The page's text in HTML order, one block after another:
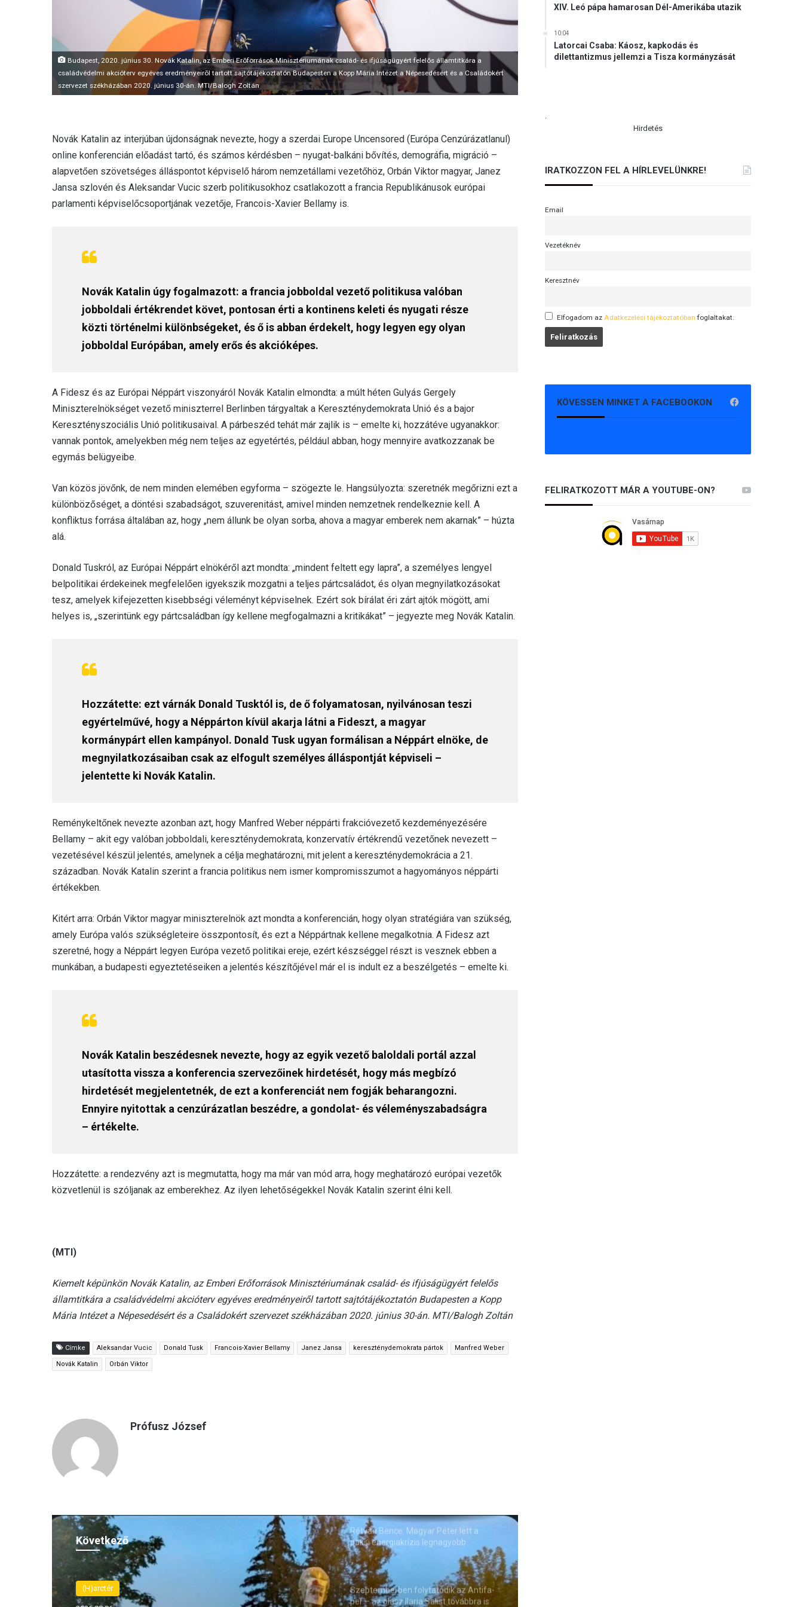
Budapest, 2020. június 30. Novák Katalin, az Emberi Erõforrások Minisztériumának család- és ifjúságügyért felelõs államtitkára a
családvédelmi akcióterv egyéves eredményeirõl tartott sajtótájékoztatón Budapesten a Kopp Mária Intézet a Népesedésért és a Családokért
szervezet székházában 2020. június 30-án. MTI/Balogh Zoltán
Novák Katalin az interjúban újdonságnak nevezte, hogy a szerdai Europe Uncensored (Európa Cenzúrázatlanul)
online konferencián előadást tartó, és számos kérdésben – nyugat-balkáni bővítés, demográfia, migráció –
alapvetően szövetséges álláspontot képviselő három nemzetállami vezetőhöz, Orbán Viktor magyar, Janez
Jansa szlovén és Aleksandar Vucic szerb politikusokhoz csatlakozott a francia Republikánusok európai
parlamenti képviselőcsoportjának vezetője, Francois-Xavier Bellamy is.
Novák Katalin úgy fogalmazott: a francia jobboldal vezető politikusa valóban
jobboldali értékrendet követ, pontosan érti a kontinens keleti és nyugati része
közti történelmi különbségeket, és ő is abban érdekelt, hogy legyen egy olyan
jobboldal Európában, amely erős és akcióképes.
A Fidesz és az Európai Néppárt viszonyáról Novák Katalin elmondta: a múlt héten Gulyás Gergely
Miniszterelnökséget vezető miniszterrel Berlinben tárgyaltak a Kereszténydemokrata Unió és a bajor
Keresztényszociális Unió politikusaival. A párbeszéd tehát már zajlik is – emelte ki, hozzátéve ugyanakkor:
vannak pontok, amelyekben még nem teljes az egyetértés, például abban, hogy mennyire avatkozzanak be
egymás belügyeibe.
Van közös jövőnk, de nem minden elemében egyforma – szögezte le. Hangsúlyozta: szeretnék megőrizni ezt a
különbözőséget, a döntési szabadságot, szuverenitást, amivel minden nemzetnek rendelkeznie kell. A
konfliktus forrása általában az, hogy „nem állunk be olyan sorba, ahova a magyar emberek nem akarnak” – húzta
alá.
Donald Tuskról, az Európai Néppárt elnökéről azt mondta: „mindent feltett egy lapra”, a személyes lengyel
belpolitikai érdekeinek megfelelően igyekszik mozgatni a teljes pártcsaládot, és olyan megnyilatkozásokat
tesz, amelyek kifejezetten kisebbségi véleményt képviselnek. Ezért sok bírálat éri zárt ajtók mögött, ami
helyes is, „szerintünk egy pártcsaládban így kellene megfogalmazni a kritikákat” – jegyezte meg Novák Katalin.
Hozzátette: ezt várnák Donald Tusktól is, de ő folyamatosan, nyilvánosan teszi
egyértelművé, hogy a Néppárton kívül akarja látni a Fideszt, a magyar
kormánypárt ellen kampányol. Donald Tusk ugyan formálisan a Néppárt elnöke, de
megnyilatkozásaiban csak az elfogult személyes álláspontját képviseli –
jelentette ki Novák Katalin.
Reménykeltőnek nevezte azonban azt, hogy Manfred Weber néppárti frakcióvezető kezdeményezésére
Bellamy – akit egy valóban jobboldali, kereszténydemokrata, konzervatív értékrendű vezetőnek nevezett –
vezetésével készül jelentés, amelynek a célja meghatározni, mit jelent a kereszténydemokrácia a 21.
században. Novák Katalin szerint a francia politikus nem ismer kompromisszumot a hagyományos néppárti
értékekben.
Kitért arra: Orbán Viktor magyar miniszterelnök azt mondta a konferencián, hogy olyan stratégiára van szükség,
amely Európa valós szükségleteire összpontosít, és ezt a Néppártnak kellene megalkotnia. A Fidesz azt
szeretné, hogy a Néppárt legyen Európa vezető politikai ereje, ezért készséggel részt is vesznek ebben a
munkában, a budapesti egyeztetéseiken a jelentés készítőjével már el is indult ez a beszélgetés – emelte ki.
Novák Katalin beszédesnek nevezte, hogy az egyik vezető baloldali portál azzal
utasította vissza a konferencia szervezőinek hirdetését, hogy más megbízó
hirdetését megjelentetnék, de ezt a konferenciát nem fogják beharangozni.
Ennyire nyitottak a cenzúrázatlan beszédre, a gondolat- és véleményszabadságra
– értékelte.
Hozzátette: a rendezvény azt is megmutatta, hogy ma már van mód arra, hogy meghatározó európai vezetők
közvetlenül is szóljanak az emberekhez. Az ilyen lehetőségekkel Novák Katalin szerint élni kell.
(MTI)
Kiemelt képünkön Novák Katalin, az Emberi Erőforrások Minisztériumának család- és ifjúságügyért felelős
államtitkára a családvédelmi akcióterv egyéves eredményeiről tartott sajtótájékoztatón Budapesten a Kopp
Mária Intézet a Népesedésért és a Családokért szervezet székházában 2020. június 30-án. MTI/Balogh Zoltán
Címke Aleksandar Vucic Donald Tusk Francois-Xavier Bellamy Janez Jansa kereszténydemokrata pártok Manfred Weber
Novák Katalin Orbán Viktor
Prófusz József
Következő
(H)arctér
Rétvári Bence: Magyar Péter lett a
paksi energiakrízis legnagyobb
rémhírterjesztője (VIDEÓ)
Szeptemberben folytatódik az Antifa-
per – az olasz Ilaria Salist továbbra is
XIV. Leó pápa hamarosan Dél-Amerikába utazik
10:04
Latorcai Csaba: Káosz, kapkodás és
dilettantizmus jellemzi a Tisza kormányzását
.
Hirdetés
IRATKOZZON FEL A HÍRLEVELÜNKRE!
Email
Vezetéknév
Keresztnév
Elfogadom az Adatkezelési tájékoztatóban foglaltakat.
KÖVESSEN MINKET A FACEBOOKON
FELIRATKOZOTT MÁR A YOUTUBE-ON?